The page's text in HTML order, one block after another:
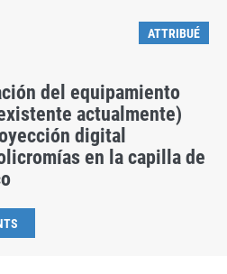
ATTRIBUÉ
del equipamiento
actualmente)
digital
en la capilla de